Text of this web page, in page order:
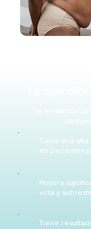
Tiene una alta
en pacientes
Mejora
vida y
Tiene